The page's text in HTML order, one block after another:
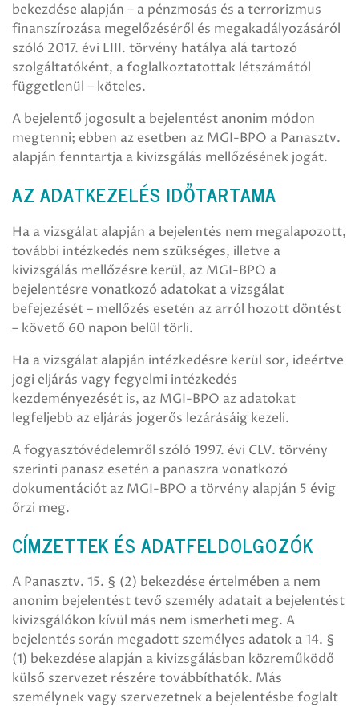
bekezdése alapján – a pénzmosás és a terrorizmus
finanszírozása megelőzéséről és megakadályozásáról
szóló 2017. évi LIII. törvény hatálya alá tartozó
szolgáltatóként, a foglalkoztatottak létszámától
függetlenül – köteles.
A bejelentő jogosult a bejelentést anonim módon
megtenni; ebben az esetben az MGI-BPO a Panasztv.
alapján fenntartja a kivizsgálás mellőzésének jogát.
AZ ADATKEZELÉS IDŐTARTAMA
Ha a vizsgálat alapján a bejelentés nem megalapozott,
további intézkedés nem szükséges, illetve a
kivizsgálás mellőzésre kerül, az MGI-BPO a
bejelentésre vonatkozó adatokat a vizsgálat
befejezését – mellőzés esetén az arról hozott döntést
– követő 60 napon belül törli.
Ha a vizsgálat alapján intézkedésre kerül sor, ideértve
jogi eljárás vagy fegyelmi intézkedés
kezdeményezését is, az MGI-BPO az adatokat
legfeljebb az eljárás jogerős lezárásáig kezeli.
A fogyasztóvédelemről szóló 1997. évi CLV. törvény
szerinti panasz esetén a panaszra vonatkozó
dokumentációt az MGI-BPO a törvény alapján 5 évig
őrzi meg.
CÍMZETTEK ÉS ADATFELDOLGOZÓK
A Panasztv. 15. § (2) bekezdése értelmében a nem
anonim bejelentést tevő személy adatait a bejelentést
kivizsgálókon kívül más nem ismerheti meg. A
bejelentés során megadott személyes adatok a 14. §
(1) bekezdése alapján a kivizsgálásban közreműködő
külső szervezet részére továbbíthatók. Más
személynek vagy szervezetnek a bejelentésbe foglalt